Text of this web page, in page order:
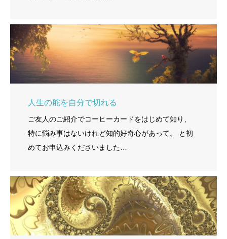
人生の舵を自分で切れる
ご友人のご紹介でコーヒーカードをはじめて知り、
特に悩み事はないけれど知的好奇心があって。 と初
めてお申込みくださいました…